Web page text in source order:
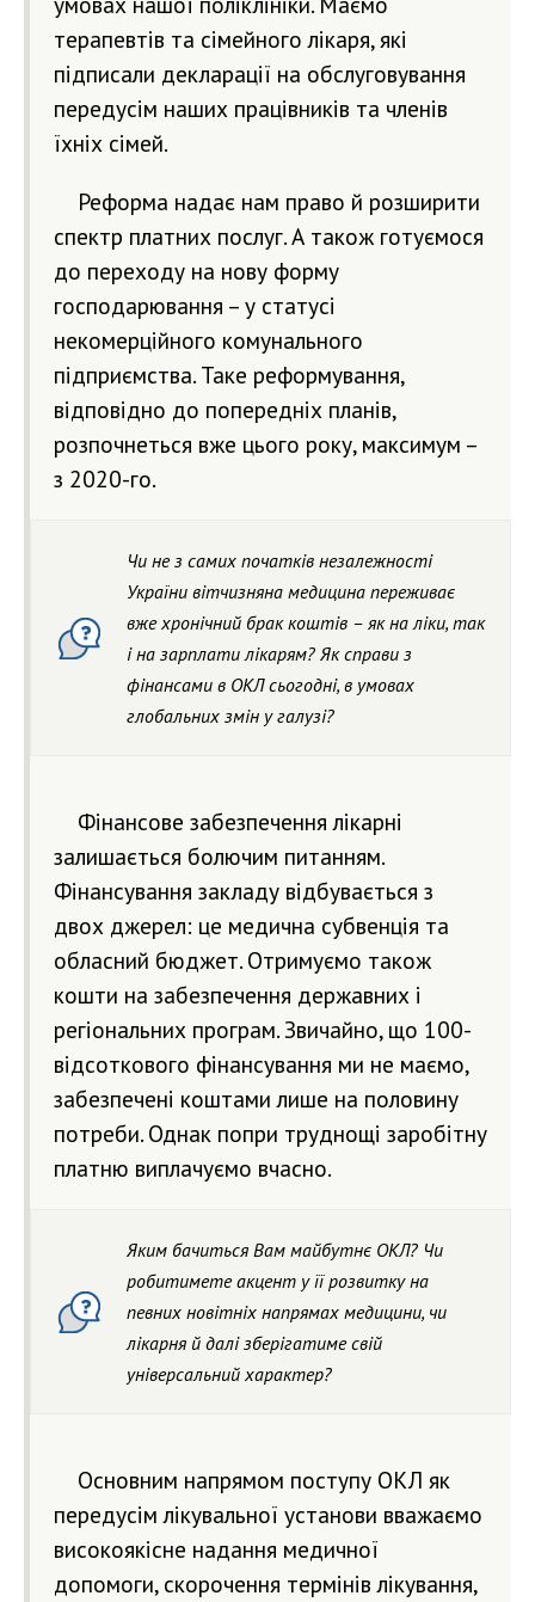
терапевтів та сімейного лікаря, які
підписали декларації на обслуговування
передусім наших працівників та членів
їхніх сімей.
Реформа надає нам право й розширити
спектр платних послуг. А також готуємося
до переходу на нову форму
господарювання – у статусі
некомерційного комунального
підприємства. Таке реформування,
відповідно до попередніх планів,
розпочнеться вже цього року, максимум –
з 2020-го.
Чи не з самих початків незалежності
України вітчизняна медицина переживає
вже хронічний брак коштів – як на ліки, так
і на зарплати лікарям? Як справи з
фінансами в ОКЛ сьогодні, в умовах
глобальних змін у галузі?
Фінансове забезпечення лікарні
залишається болючим питанням.
Фінансування закладу відбувається з
двох джерел: це медична субвенція та
обласний бюджет. Отримуємо також
кошти на забезпечення державних і
регіональних програм. Звичайно, що 100-
відсоткового фінансування ми не маємо,
забезпечені коштами лише на половину
потреби. Однак попри труднощі заробітну
платню виплачуємо вчасно.
Яким бачиться Вам майбутнє ОКЛ? Чи
робитимете акцент у її розвитку на
певних новітніх напрямах медицини, чи
лікарня й далі зберігатиме свій
універсальний характер?
Основним напрямом поступу ОКЛ як
передусім лікувальної установи вважаємо
високоякісне надання медичної
допомоги, скорочення термінів лікування,